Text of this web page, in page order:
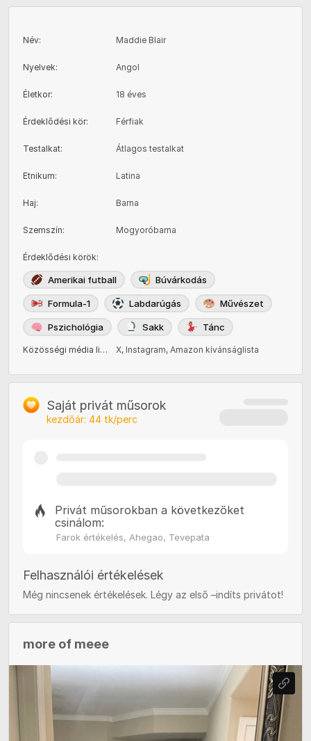
Név: Maddie Blair
Nyelvek: Angol
Életkor: 18 éves
Érdeklődési kör: Férfiak
Testalkat: Átlagos testalkat
Etnikum: Latina
Haj: Barna
Szemszín: Mogyoróbarna
Érdeklődési körök:
Amerikai futball Búvárkodás
Formula-1 Labdarúgás Művészet
Pszichológia Sakk Tánc
Közösségi média linkek :
X, Instagram, Amazon kívánságlista
Saját privát műsorok
kezdőár: 44 tk/perc
Privát műsorokban a következőket
csinálom:
Farok értékelés, Ahegao, Tevepata
Felhasználói értékelések
Még nincsenek értékelések. Légy az első –indíts privátot!
more of meee